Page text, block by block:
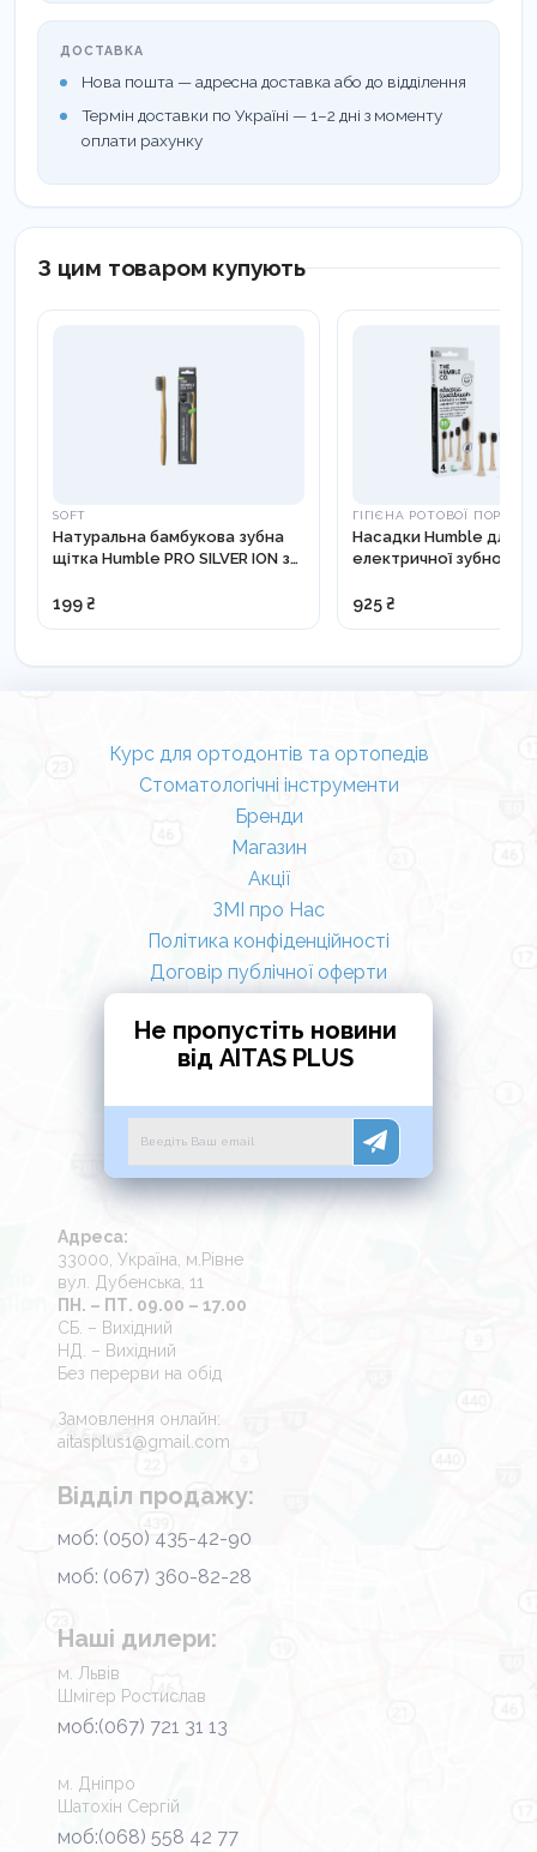
ароматизатори, зволожувач (гліцерин),
порошок сальміаку (аромат), хлорид
амонію, порошок кореня солодки,
екстракт кореня солодки, антизлежувач
(стеарат магнію), загущувач (аравійська
камедь), екстракт кореня солодки,
рослинний концентрат (яблуко, гібіскус),
засіб для глазурування (віск карнауби).
ДОСТАВКА
Нова пошта — адресна доставка або до відділення
Термін доставки по Україні — 1–2 дні з моменту
оплати рахунку
З цим товаром купують
SOFT
Натуральна бамбукова зубна
щітка Humble PRO SILVER ION з
890PRO3
199 ₴
ГІГІЄНА РОТОВОЇ
Насадки Humble для
електричної зубної
925 ₴
Курс для ортодонтів та ортопедів
Стоматологічні інструменти
Бренди
Магазин
Акції
ЗМІ про Нас
Політика конфіденційності
Договір публічної оферти
Не пропустіть новини
від AITAS PLUS
Адреса:
33000, Україна, м.Рівне
вул. Дубенська, 11
ПН. – ПТ. 09.00 – 17.00
СБ. – Вихідний
НД. – Вихідний
Без перерви на обід
Замовлення онлайн:
aitasplus1@gmail.com
Відділ продажу:
моб: (050) 435-42-90
моб: (067) 360-82-28
Наші дилери:
м. Львів
Шмігер Ростислав
моб:(067) 721 31 13
м. Дніпро
Шатохін Сергій
моб:(068) 558 42 77